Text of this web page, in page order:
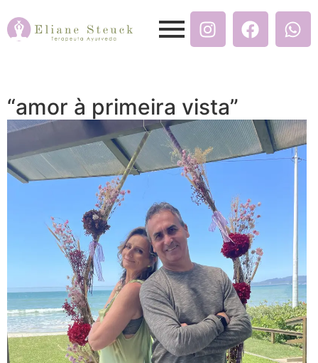
“amor à primeira vista”